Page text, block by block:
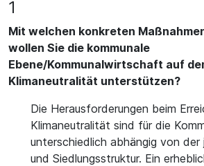
1
Mit welchen konkreten
wollen Sie die kommunale
Ebene/Kommunalwirtschaft auf
Klimaneutralität unterstützen?
Die Herausforderungen beim
Klimaneutralität sind für die
unterschiedlich abhängig von der
und Siedlungsstruktur. Ein